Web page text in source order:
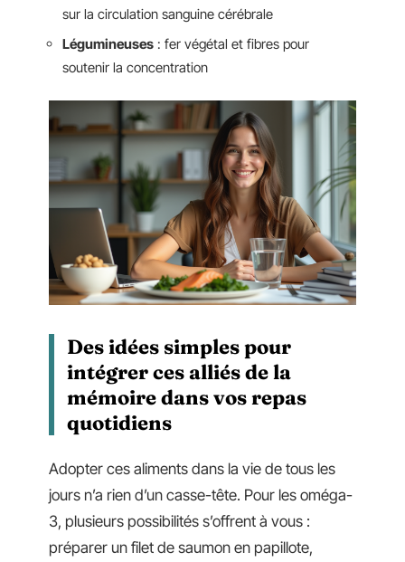
sur la circulation sanguine cérébrale
Légumineuses : fer végétal et fibres pour
soutenir la concentration
Des idées simples pour
intégrer ces alliés de la
mémoire dans vos repas
quotidiens
Adopter ces aliments dans la vie de tous les
jours n’a rien d’un casse-tête. Pour les oméga-
3, plusieurs possibilités s’offrent à vous :
préparer un filet de saumon en papillote,